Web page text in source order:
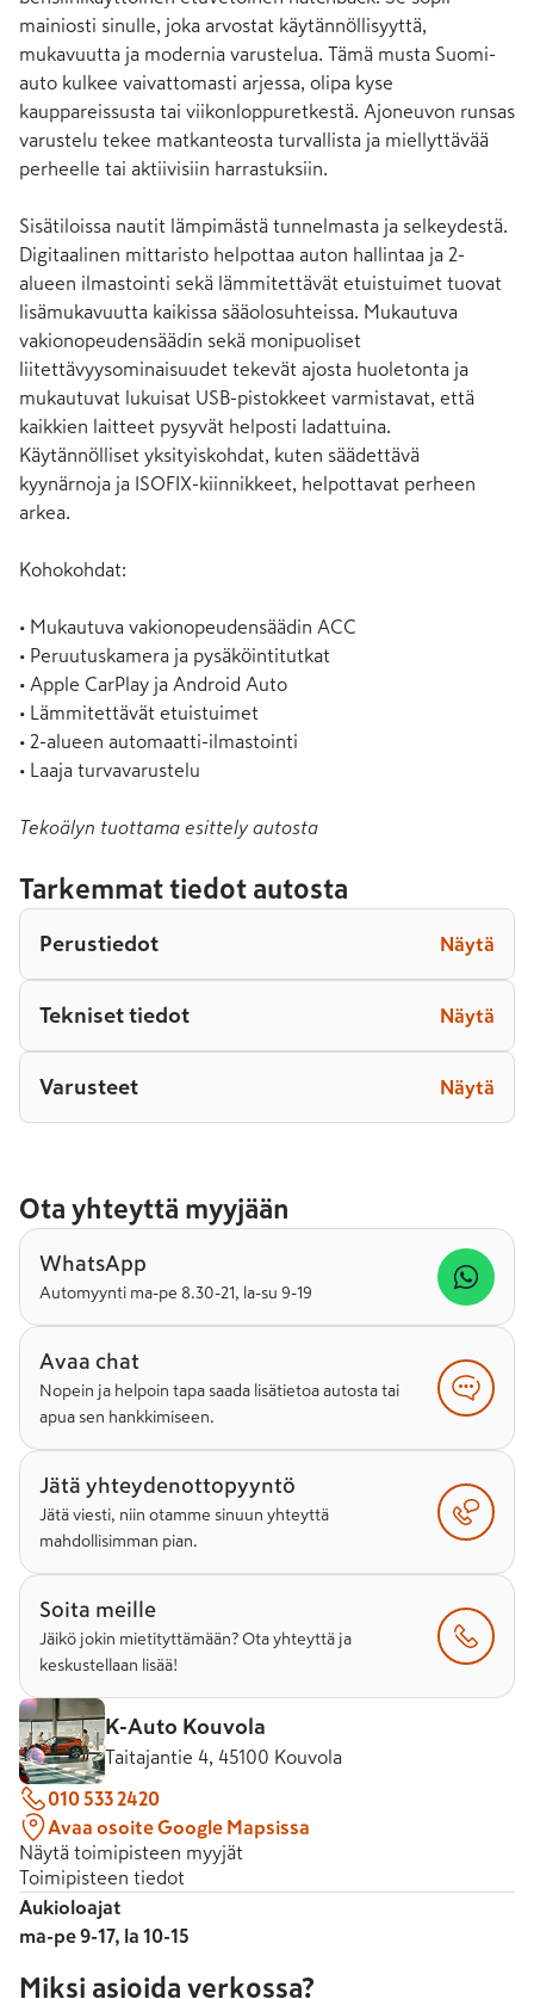
mainiosti sinulle, joka arvostat käytännöllisyyttä,
mukavuutta ja modernia varustelua. Tämä musta Suomi-
auto kulkee vaivattomasti arjessa, olipa kyse
kauppareissusta tai viikonloppuretkestä. Ajoneuvon runsas
varustelu tekee matkanteosta turvallista ja miellyttävää
perheelle tai aktiivisiin harrastuksiin.
Sisätiloissa nautit lämpimästä tunnelmasta ja selkeydestä.
Digitaalinen mittaristo helpottaa auton hallintaa ja 2-
alueen ilmastointi sekä lämmitettävät etuistuimet tuovat
lisämukavuutta kaikissa sääolosuhteissa. Mukautuva
vakionopeudensäädin sekä monipuoliset
liitettävyysominaisuudet tekevät ajosta huoletonta ja
mukautuvat lukuisat USB-pistokkeet varmistavat, että
kaikkien laitteet pysyvät helposti ladattuina.
Käytännölliset yksityiskohdat, kuten säädettävä
kyynärnoja ja ISOFIX-kiinnikkeet, helpottavat perheen
arkea.
Kohokohdat:
• Mukautuva vakionopeudensäädin ACC
• Peruutuskamera ja pysäköintitutkat
• Apple CarPlay ja Android Auto
• Lämmitettävät etuistuimet
• 2-alueen automaatti-ilmastointi
• Laaja turvavarustelu
Tekoälyn tuottama esittely autosta
Tarkemmat tiedot autosta
Perustiedot Näytä
Tekniset tiedot Näytä
Varusteet Näytä
Ota yhteyttä myyjään
WhatsApp
Automyynti ma-pe 8.30-21, la-su 9-19
Avaa chat
Nopein ja helpoin tapa saada lisätietoa autosta tai
apua sen hankkimiseen.
Jätä yhteydenottopyyntö
Jätä viesti, niin otamme sinuun yhteyttä
mahdollisimman pian.
Soita meille
Jäikö jokin mietityttämään? Ota yhteyttä ja
keskustellaan lisää!
K-Auto Kouvola
Taitajantie 4, 45100 Kouvola
010 533 2420
Avaa osoite Google Mapsissa
Näytä toimipisteen myyjät
Toimipisteen tiedot
Aukioloajat
ma-pe 9-17, la 10-15
Miksi asioida verkossa?